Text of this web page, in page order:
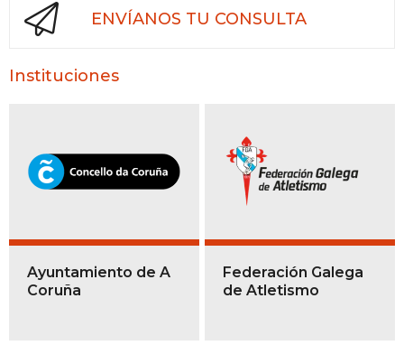
ENVÍANOS TU CONSULTA
Instituciones
Ayuntamiento de A
Coruña
Federación Galega
de Atletismo